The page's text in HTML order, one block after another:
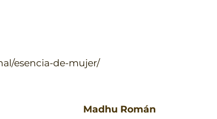
esencia-de-mujer/
Madhu Román